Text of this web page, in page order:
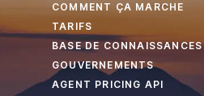
COMMENT ÇA MARCHE
TARIFS
BASE DE CONNAISSANCES
GOUVERNEMENTS
AGENT PRICING API